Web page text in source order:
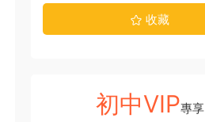
收藏
初中VIP專享